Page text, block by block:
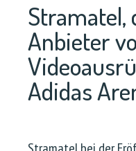
Stramatel,
Anbieter
Adidas